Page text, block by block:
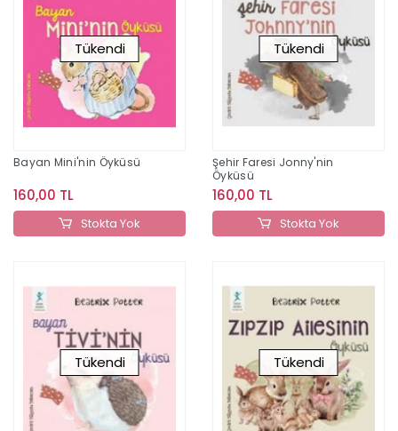
Tükendi
Bayan Mini'nin Öyküsü
160,00 TL
Stokta Yok
Tükendi
Şehir Faresi Jonny'nin
Öyküsü
160,00 TL
Stokta Yok
Tükendi Tükendi